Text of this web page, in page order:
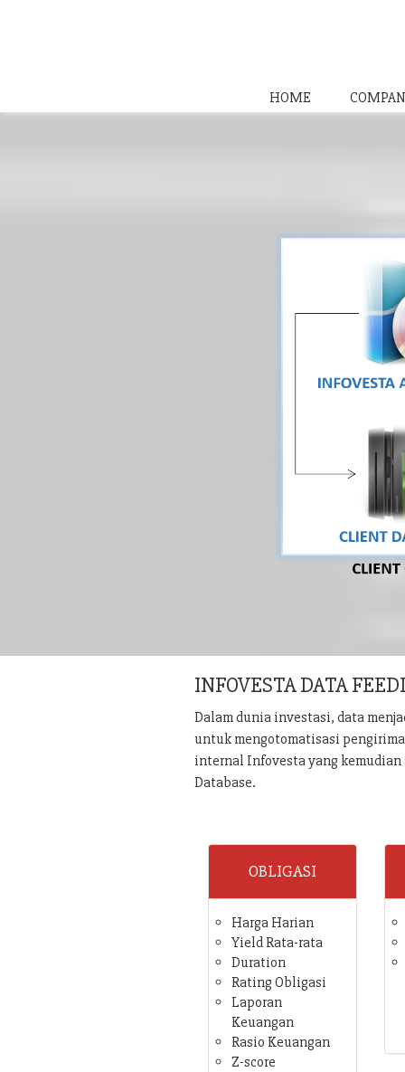
HOME
INFOVESTA DATA
Dalam dunia investasi, data
untuk mengotomatisasi
internal Infovesta yang
Database.
OBLIGASI
Harga Harian
Yield Rata-rata
Duration
Rating Obligasi
Laporan
Keuangan
Rasio Keuangan
Z-score